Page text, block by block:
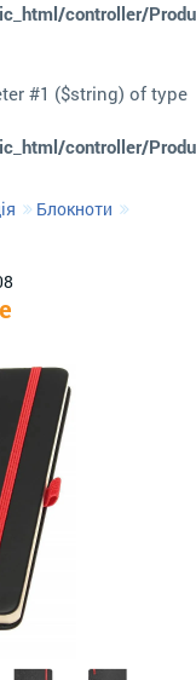
controller/
#1 ($string) of type
controller/
Блокноти